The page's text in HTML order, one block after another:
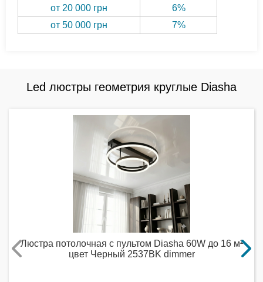
от 20 000 грн
6%
от 50 000 грн
7%
Led люстры геометрия круглые Diasha
Люстра потолочная с пультом Diasha 60W до 16 м²
цвет Черный 2537BK dimmer